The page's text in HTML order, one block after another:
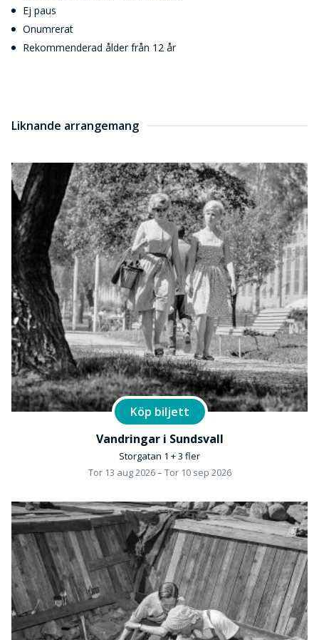
Ej paus
Onumrerat
Rekommenderad ålder från 12 år
Liknande arrangemang
Köp biljett
Vandringar i Sundsvall
Storgatan 1 + 3 fler
Tor 13 aug 2026 – Tor 10 sep 2026